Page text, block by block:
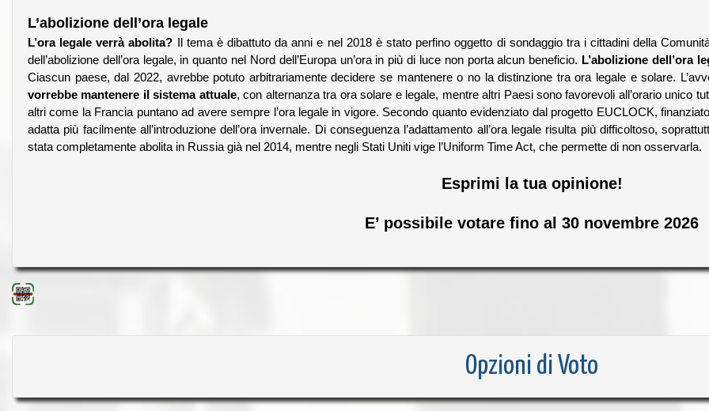
L’abolizione dell’ora legale
L’ora legale verrà abolita? Il tema è dibattuto da anni e nel 2018 è stato perfino oggetto di sondaggio tra i cittadini della
dell’abolizione dell’ora legale, in quanto nel Nord dell’Europa un’ora in più di luce non porta alcun beneficio. L’abolizione dell’ora
Ciascun paese, dal 2022, avrebbe potuto arbitrariamente decidere se mantenere o no la distinzione tra ora legale e solare.
vorrebbe mantenere il sistema attuale, con alternanza tra ora solare e legale, mentre altri Paesi sono favorevoli all’orario unico
altri come la Francia puntano ad avere sempre l’ora legale in vigore. Secondo quanto evidenziato dal progetto EUCLOCK,
adatta più facilmente all’introduzione dell’ora invernale. Di conseguenza l’adattamento all’ora legale risulta più difficoltoso,
stata completamente abolita in Russia già nel 2014, mentre negli Stati Uniti vige l’Uniform Time Act, che permette di non osservarla.
Esprimi la tua opinione!
E’ possibile votare fino al 30 novembre 2026
Opzioni di Voto